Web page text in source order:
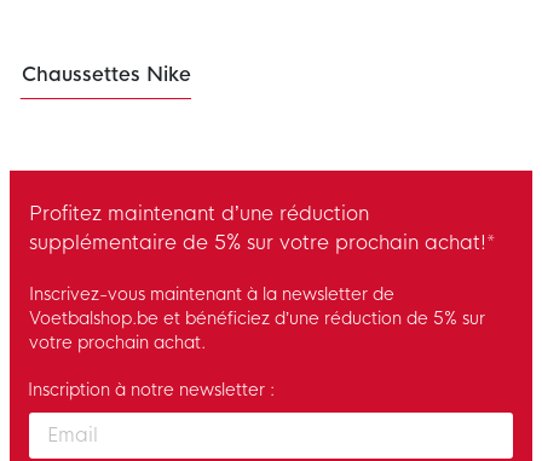
Chaussettes Nike
Profitez maintenant d’une réduction
supplémentaire de 5% sur votre prochain achat!*
Inscrivez-vous maintenant à la newsletter de
Voetbalshop.be et bénéficiez d’une réduction de 5% sur
votre prochain achat.
Enter your email and accept the privacy policy to subscribe to
Inscription à notre newsletter :